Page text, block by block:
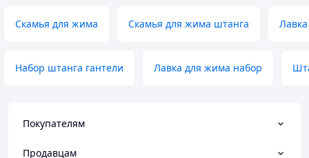
Скамья для жима Скамья для жима штанга
Набор штанга гантели Лавка для жима набор
Покупателям
Продавцам